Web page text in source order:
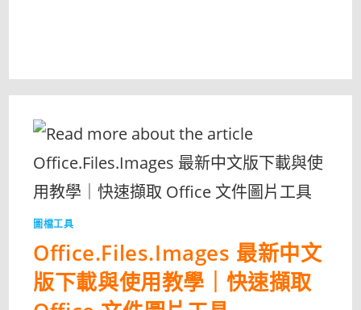
圖檔工具
Office.Files.Images 最新中文
版下載與使用教學｜快速擷取